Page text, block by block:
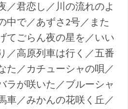
／君恋し／川の流れのよ
中で／あずさ2号／また
てごらん夜の星を／いい
／高原列車は行く／五番
た／カチューシャの唄／
ラが咲いた／ブルーシャ
車／みかんの花咲く丘／